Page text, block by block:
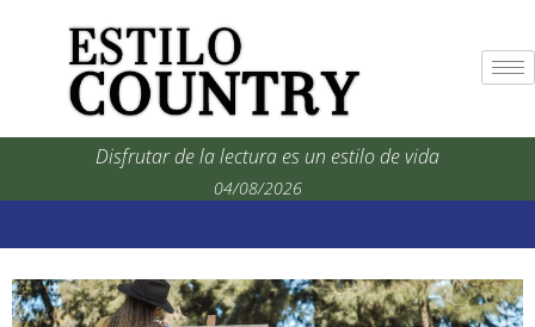
Disfrutar de la lectura es un estilo de vida
04/08/2026